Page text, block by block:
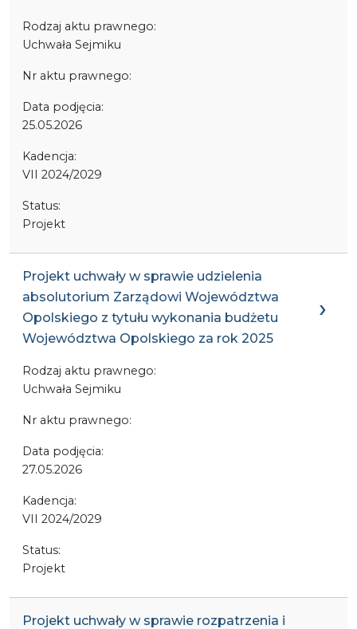
Rodzaj aktu prawnego:
Uchwała Sejmiku
Nr aktu prawnego:
Data podjęcia:
25.05.2026
Kadencja:
VII 2024/2029
Status:
Projekt
Projekt uchwały w sprawie udzielenia
absolutorium Zarządowi Województwa
Opolskiego z tytułu wykonania budżetu
Województwa Opolskiego za rok 2025
Rodzaj aktu prawnego:
Uchwała Sejmiku
Nr aktu prawnego:
Data podjęcia:
27.05.2026
Kadencja:
VII 2024/2029
Status:
Projekt
Projekt uchwały w sprawie rozpatrzenia i